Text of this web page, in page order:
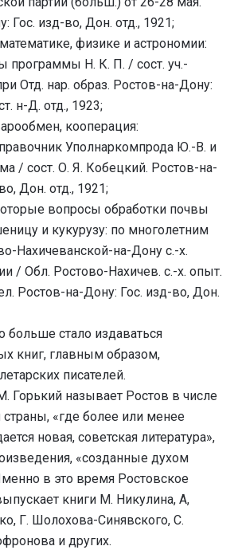
Гос. изд-во, Дон. отд., 1921;
физике и астрономии:
программы Н. К. П. / сост. уч.-
Отд. нар. образ. Ростов-на-Дону:
н-Д. отд., 1923;
кооперация:
Уполнаркомпрода Ю.-В. и
/ сост. О. Я. Кобецкий. Ростов-на-
Дон. отд., 1921;
вопросы обработки почвы
и кукурузу: по многолетним
Нахичеванской-на-Дону с.-х.
/ Обл. Ростово-Нахичев. с.-х. опыт.
Ростов-на-Дону: Гос. изд-во, Дон.
больше стало издаваться
книг, главным образом,
писателей.
Горький называет Ростов в числе
«где более или менее
новая, советская литература»,
«созданные духом
в это время Ростовское
книги М. Никулина, А,
Г. Шолохова-Синявского, С.
и других.